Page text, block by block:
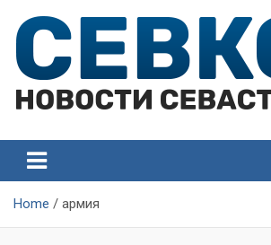
content
Севастополя
Севастополя
Home армия